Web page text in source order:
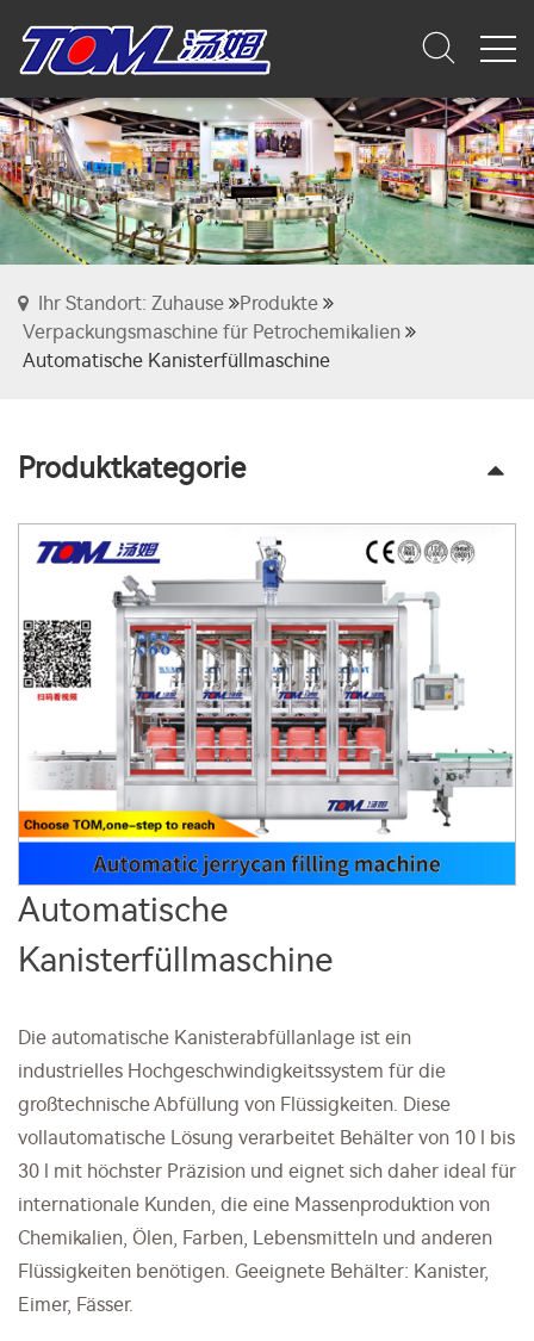
Ihr Standort: Zuhause
Produkte
Verpackungsmaschine für Petrochemikalien
Automatische Kanisterfüllmaschine
Produktkategorie
Automatische
Kanisterfüllmaschine
Die automatische Kanisterabfüllanlage ist ein
industrielles Hochgeschwindigkeitssystem für die
großtechnische Abfüllung von Flüssigkeiten. Diese
vollautomatische Lösung verarbeitet Behälter von 10 l bis
30 l mit höchster Präzision und eignet sich daher ideal für
internationale Kunden, die eine Massenproduktion von
Chemikalien, Ölen, Farben, Lebensmitteln und anderen
Flüssigkeiten benötigen. Geeignete Behälter: Kanister,
Eimer, Fässer.